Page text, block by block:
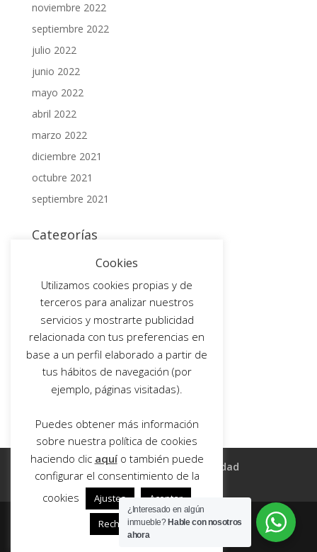
noviembre 2022
septiembre 2022
julio 2022
junio 2022
mayo 2022
abril 2022
marzo 2022
diciembre 2021
octubre 2021
septiembre 2021
Categorías
Meta
Acceder
Feed de entradas
Feed de comentarios
WordPress.org
Aviso legal
Política de privacidad
Política de cookies
Cookies
Utilizamos cookies propias y de
terceros para analizar nuestros
servicios y mostrarte publicidad
relacionada con tus preferencias en
base a un perfil elaborado a partir de
tus hábitos de navegación (por
ejemplo, páginas visitadas).
Puedes obtener más información
sobre nuestra política de cookies
haciendo clic aquío también puede
configurar el consentimiento de la
cookies
Ajustes
Aceptar
Rechazar
¿Interesado en algún
inmueble? Hable con nosotros
ahora